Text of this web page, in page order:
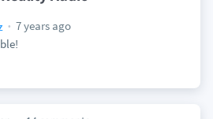
7 years ago